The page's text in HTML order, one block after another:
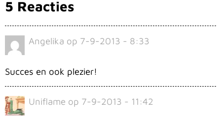
5 Reacties
Angelika op 7-9-2013 - 8:33
Succes en ook plezier!
Uniflame op 7-9-2013 - 11:42